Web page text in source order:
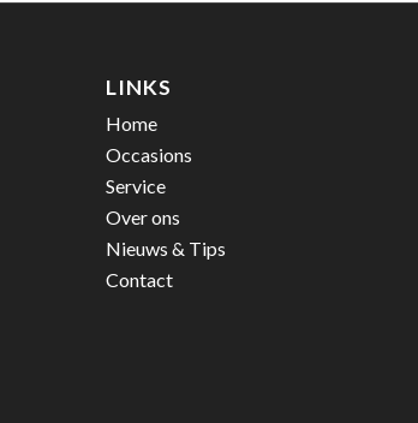
LINKS
Home
Occasions
Service
Over ons
Nieuws & Tips
Contact